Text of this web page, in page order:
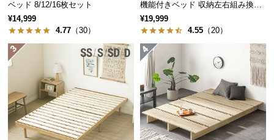
中
型
商
品
に
つ
い
ベッド 8/12/16枚セット
¥14,999
4.77 （30）
機能付きベッド 収納左右組み換え
可能
¥19,999
4.55 （20）